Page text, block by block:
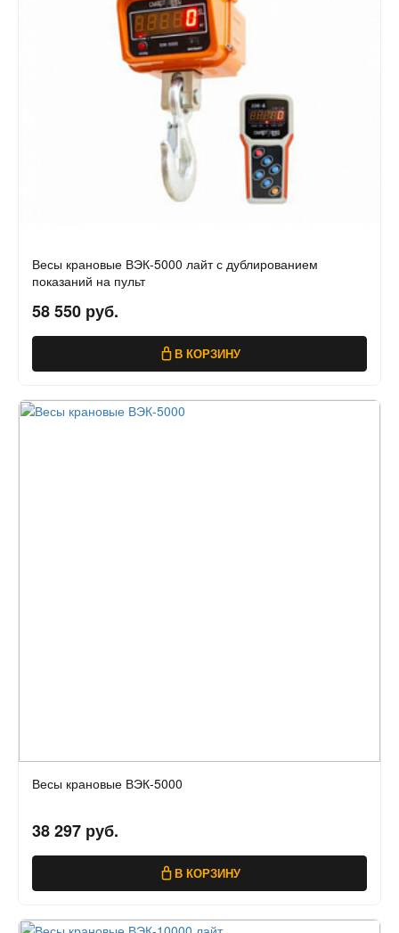
Весы крановые ВЭК-5000 лайт с дублированием
показаний на пульт
58 550 руб.
В КОРЗИНУ
Весы крановые ВЭК-5000
38 297 руб.
В КОРЗИНУ